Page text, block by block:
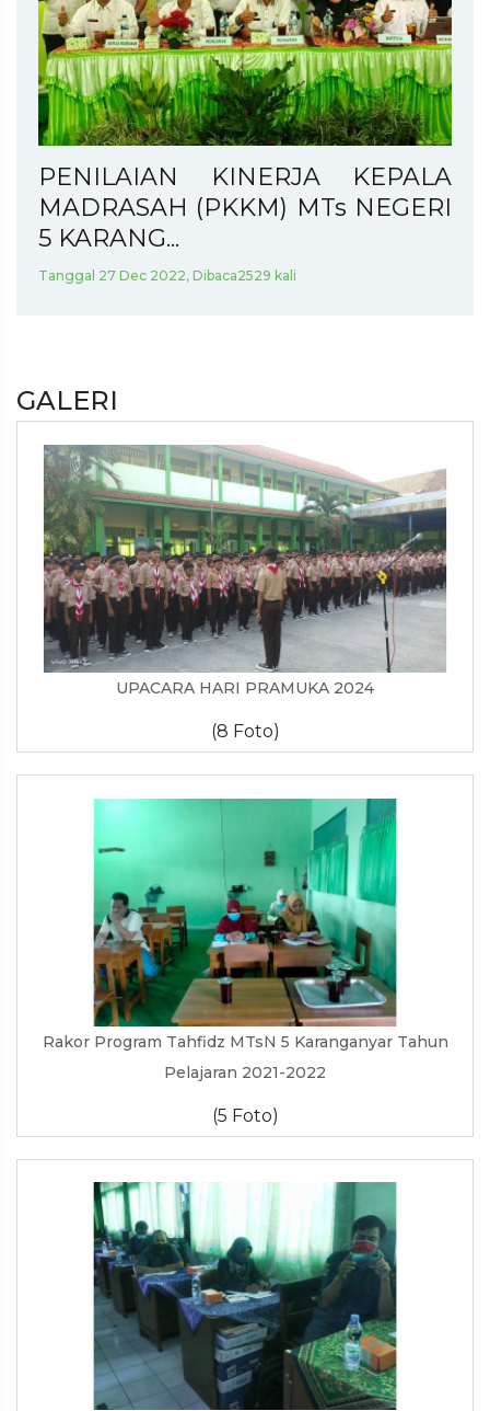
PENILAIAN KINERJA KEPALA
MADRASAH (PKKM) MTs NEGERI
5 KARANG...
Tanggal 27 Dec 2022, Dibaca2529 kali
GALERI
UPACARA HARI PRAMUKA 2024
(8 Foto)
Rakor Program Tahfidz MTsN 5 Karanganyar Tahun
Pelajaran 2021-2022
(5 Foto)